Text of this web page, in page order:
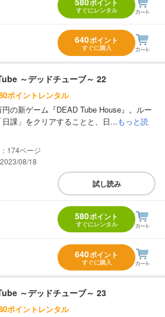
ポイント
すぐにレンタル
640ポイント
すぐに購入
～デッドチューブ～ 22
ポイントレンタル
円の新ゲーム『DEAD Tube House』。ルー
日課」をクリアすることと、日...もっと読
174
08/18
試し読み
580ポイント
すぐにレンタル
640ポイント
すぐに購入
～デッドチューブ～ 23
ポイントレンタル